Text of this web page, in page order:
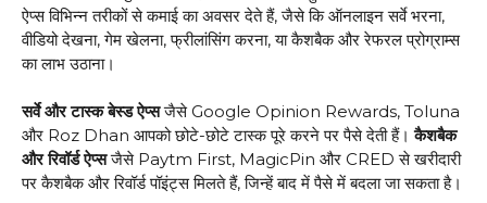
ऐप्स विभिन्न तरीकों से कमाई का अवसर देते हैं, जैसे कि ऑनलाइन सर्वे भरना,
वीडियो देखना, गेम खेलना, फ्रीलांसिंग करना, या कैशबैक और रेफरल प्रोग्राम्स
का लाभ उठाना।
सर्वे और टास्क बेस्ड ऐप्सजैसे Google Opinion Rewards, Toluna
और Roz Dhan आपको छोटे-छोटे टास्क पूरे करने पर पैसे देती हैं।कैशबैक
और रिवॉर्ड ऐप्सजैसे Paytm First, MagicPin और CRED से खरीदारी
पर कैशबैक और रिवॉर्ड पॉइंट्स मिलते हैं, जिन्हें बाद में पैसे में बदला जा सकता है।